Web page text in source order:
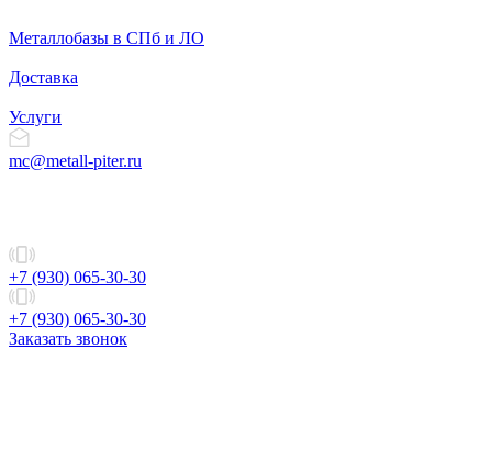
Металлобазы в СПб и ЛО
Доставка
Услуги
mc@metall-piter.ru
+7 (930) 065-30-30
+7 (930) 065-30-30
Заказать звонок